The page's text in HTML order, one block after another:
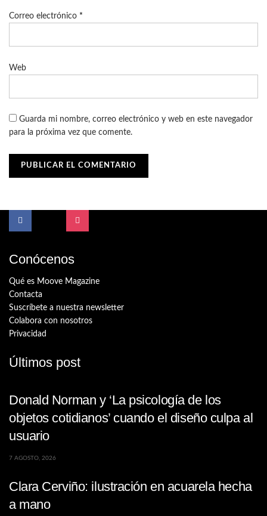
Correo electrónico *
Web
Guarda mi nombre, correo electrónico y web en este navegador
para la próxima vez que comente.
Conócenos
Qué es Moove Magazine
Contacta
Suscríbete a nuestra newsletter
Colabora con nosotros
Privacidad
Últimos post
Donald Norman y ‘La psicología de los
objetos cotidianos’ cuando el diseño culpa al
usuario
7 AGOSTO, 2026
Clara Cerviño: ilustración en acuarela hecha
a mano